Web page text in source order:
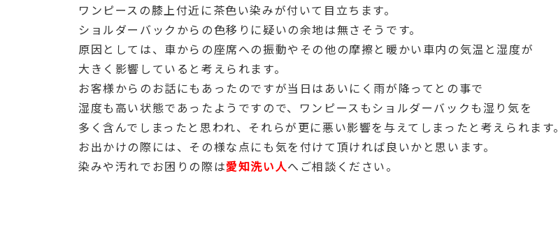
ワンピースの膝上付近に茶色い染みが付いて目立ちます。
ショルダーバックからの色移りに疑いの余地は無さそうです。
原因としては、車からの座席への振動やその他の摩擦と暖かい車内の気温と湿度が
大きく影響していると考えられます。
お客様からのお話にもあったのですが当日はあいにく雨が降ってとの事で
湿度も高い状態であったようですので、ワンピースもショルダーバックも湿り気を
多く含んでしまったと思われ、それらが更に悪い影響を与えてしまったと考えられます。
お出かけの際には、その様な点にも気を付けて頂ければ良いかと思います。
染みや汚れでお困りの際は愛知洗い人へご相談ください。